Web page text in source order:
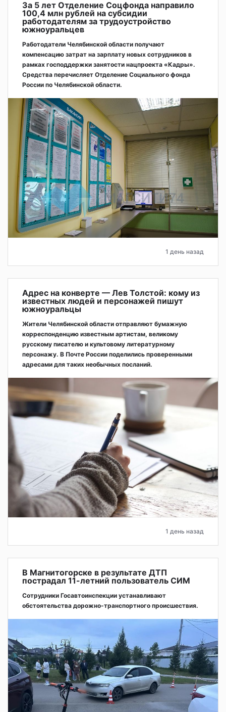
За 5 лет Отделение Соцфонда направило
100,4 млн рублей на субсидии
работодателям за трудоустройство
южноуральцев
Работодатели Челябинской области получают
компенсацию затрат на зарплату новых сотрудников в
рамках господдержки занятости нацпроекта «Кадры».
Средства перечисляет Отделение Социального фонда
России по Челябинской области.
1 день назад
Адрес на конверте — Лев Толстой: кому из
известных людей и персонажей пишут
южноуральцы
Жители Челябинской области отправляют бумажную
корреспонденцию известным артистам, великому
русскому писателю и культовому литературному
персонажу. В Почте России поделились проверенными
адресами для таких необычных посланий.
1 день назад
В Магнитогорске в результате ДТП
пострадал 11-летний пользователь СИМ
Сотрудники Госавтоинспекции устанавливают
обстоятельства дорожно-транспортного происшествия.